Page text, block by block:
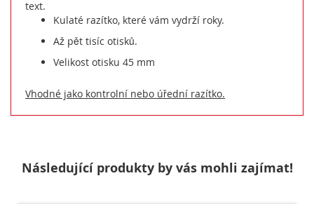
text.
Kulaté razítko, které vám vydrží roky.
Až pět tisíc otisků.
Velikost otisku 45 mm
Vhodné jako kontrolní nebo úřední razítko.
Následující produkty by vás mohli zajímat!